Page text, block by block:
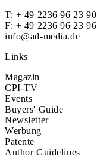
T: + 49 2236 96 23 90
F: + 49 2236 96 23 96
info@ad-media.de
Links
Magazin
CPI-TV
Events
Buyers' Guide
Newsletter
Werbung
Patente
Author Guidelines